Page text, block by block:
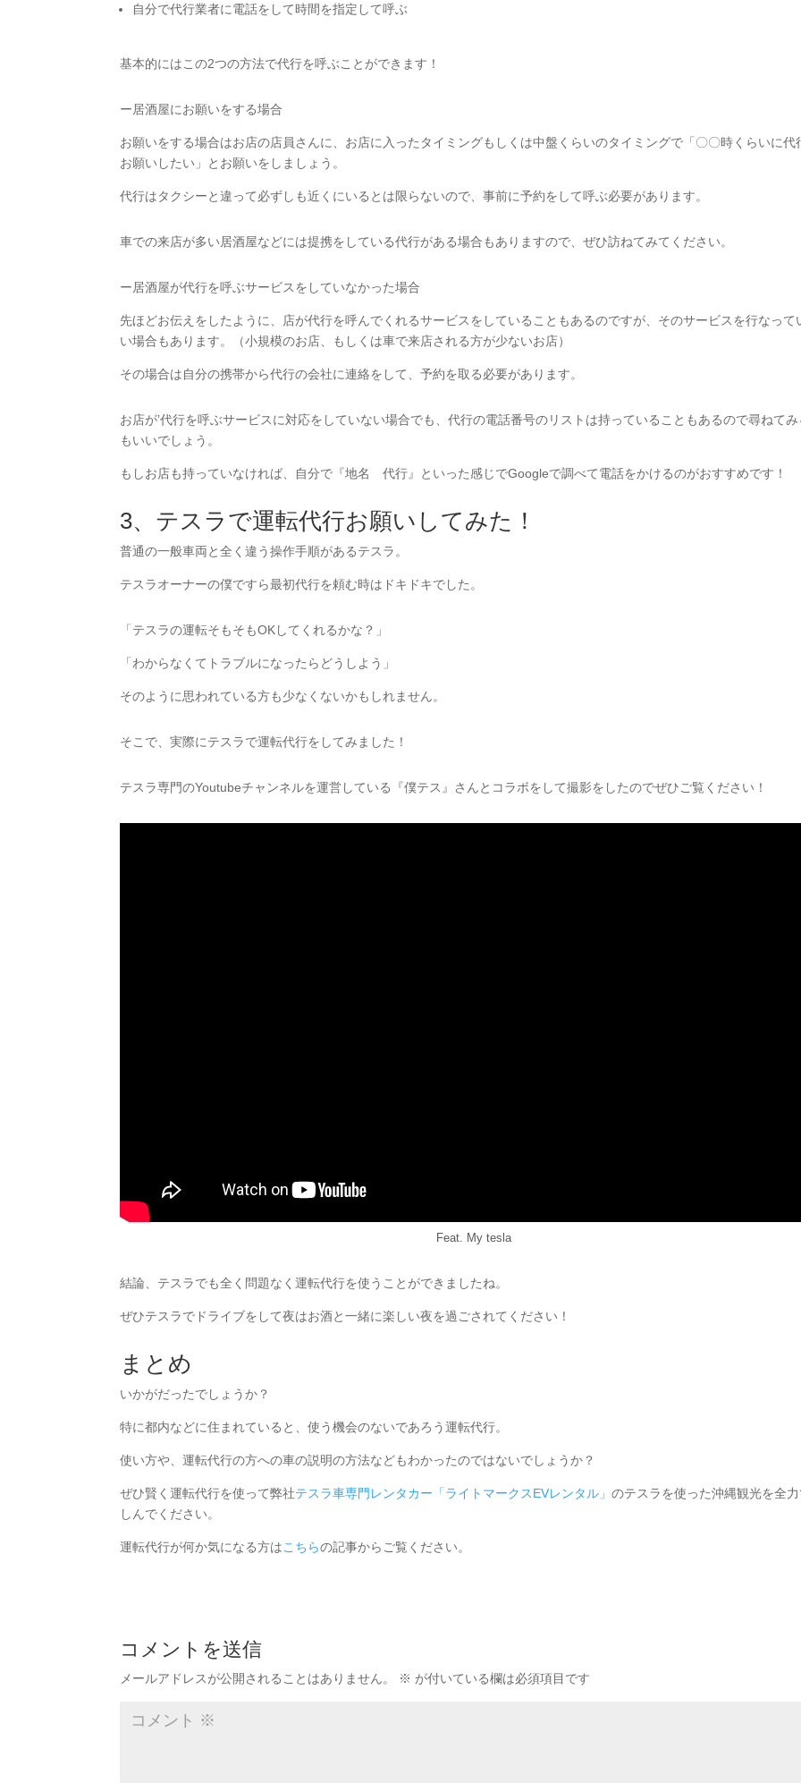
自分で代行業者に電話をして時間を指定して呼ぶ
基本的にはこの2つの方法で代行を呼ぶことができます！
ー居酒屋にお願いをする場合
お願いをする場合はお店の店員さんに、お店に入ったタイミングもしくは中盤くらいのタイミングで「〇〇時くらいに代
お願いしたい」とお願いをしましょう。
代行はタクシーと違って必ずしも近くにいるとは限らないので、事前に予約をして呼ぶ必要があります。
車での来店が多い居酒屋などには提携をしている代行がある場合もありますので、ぜひ訪ねてみてください。
ー居酒屋が代行を呼ぶサービスをしていなかった場合
先ほどお伝えをしたように、店が代行を呼んでくれるサービスをしていることもあるのですが、そのサービスを行なって
い場合もあります。（小規模のお店、もしくは車で来店される方が少ないお店）
その場合は自分の携帯から代行の会社に連絡をして、予約を取る必要があります。
お店が’代行を呼ぶサービスに対応をしていない場合でも、代行の電話番号のリストは持っていることもあるので尋ねて
もいいでしょう。
もしお店も持っていなければ、自分で『地名 代行』といった感じでGoogleで調べて電話をかけるのがおすすめです！
3、テスラで運転代行お願いしてみた！
普通の一般車両と全く違う操作手順があるテスラ。
テスラオーナーの僕ですら最初代行を頼む時はドキドキでした。
「テスラの運転そもそもOKしてくれるかな？」
「わからなくてトラブルになったらどうしよう」
そのように思われている方も少なくないかもしれません。
そこで、実際にテスラで運転代行をしてみました！
テスラ専門のYoutubeチャンネルを運営している『僕テス』さんとコラボをして撮影をしたのでぜひご覧ください！
Feat. My tesla
結論、テスラでも全く問題なく運転代行を使うことができましたね。
ぜひテスラでドライブをして夜はお酒と一緒に楽しい夜を過ごされてください！
まとめ
いかがだったでしょうか？
特に都内などに住まれていると、使う機会のないであろう運転代行。
使い方や、運転代行の方への車の説明の方法などもわかったのではないでしょうか？
ぜひ賢く運転代行を使って弊社テスラ車専門レンタカー「ライトマークスEVレンタル」のテスラを使った沖縄観光を全
しんでください。
運転代行が何か気になる方はこちらの記事からご覧ください。
コメントを送信
メールアドレスが公開されることはありません。 ※ が付いている欄は必須項目です